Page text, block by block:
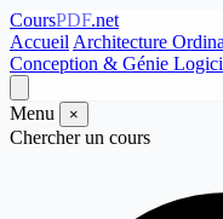
CoursPDF.net
Accueil Architecture
Conception & Génie
Menu ×
Chercher un cours